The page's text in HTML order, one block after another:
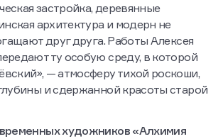
застройка, деревянные
архитектура и модерн не
друг друга. Работы Алексея
ту особую среду, в которой
— атмосферу тихой роскоши,
и сдержанной красоты старой
художников «Алхимия